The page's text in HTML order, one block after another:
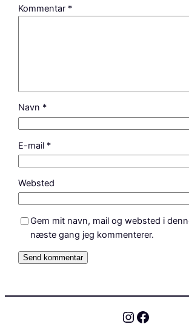
Kommentar *
Navn *
E-mail *
Websted
Gem mit navn, mail og websted i
næste gang jeg kommenterer.
Instagram